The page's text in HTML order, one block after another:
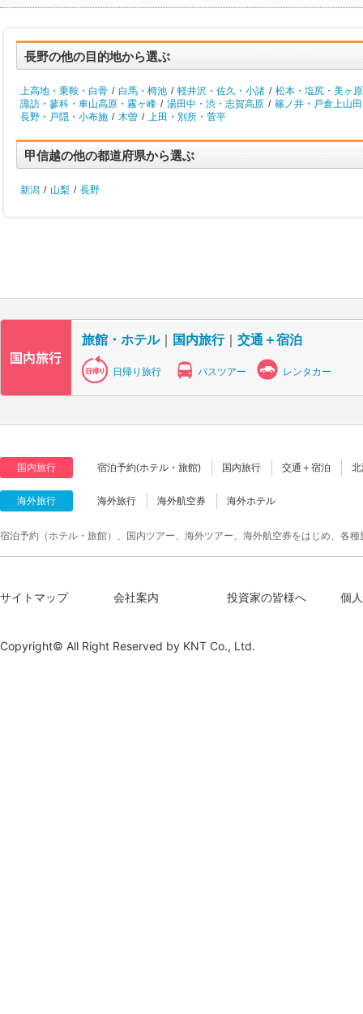
長野の他の目的地から選ぶ
上高地・乗鞍・白骨 / 白馬・栂池 / 軽井沢・佐久・小諸 / 松本・塩尻・美ヶ原
諏訪・蓼科・車山高原・霧ヶ峰 / 湯田中・渋・志賀高原 / 篠ノ井・戸倉上山田
長野・戸隠・小布施 / 木曽 / 上田・別所・菅平
甲信越の他の都道府県から選ぶ
新潟 / 山梨 / 長野
旅館・ホテル｜ 国内旅行｜ 交通＋宿泊
日帰り旅行 バスツアー レンタカー
国内旅行 宿泊予約(ホテル・旅館) 国内旅行 交通＋宿泊
海外旅行 海外旅行 海外航空券 海外ホテル
宿泊予約（ホテル・旅館）、国内ツアー、海外ツアー、海外航空券をはじめ、各
サイトマップ 会社案内 投資家の皆様へ 個
Copyright© All Right Reserved by KNT Co., Ltd.